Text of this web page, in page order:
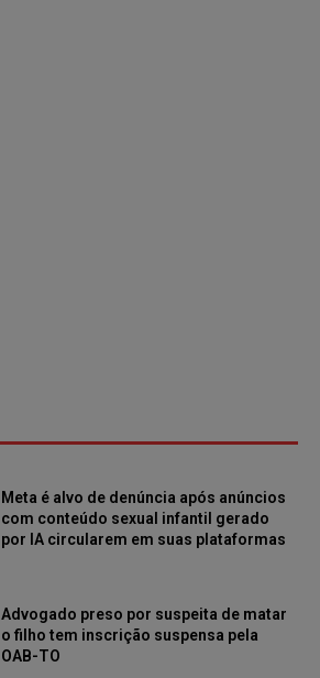
Meta é alvo de denúncia após anúncios
com conteúdo sexual infantil gerado
por IA circularem em suas plataformas
Advogado preso por suspeita de matar
o filho tem inscrição suspensa pela
OAB-TO